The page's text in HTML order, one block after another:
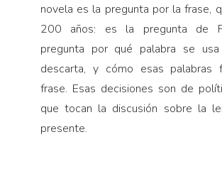
novela es la pregunta por la frase,
200 años: es la pregunta de
pregunta por qué palabra se
descarta, y cómo esas palabras
frase. Esas decisiones son de
que tocan la discusión sobre la
presente.